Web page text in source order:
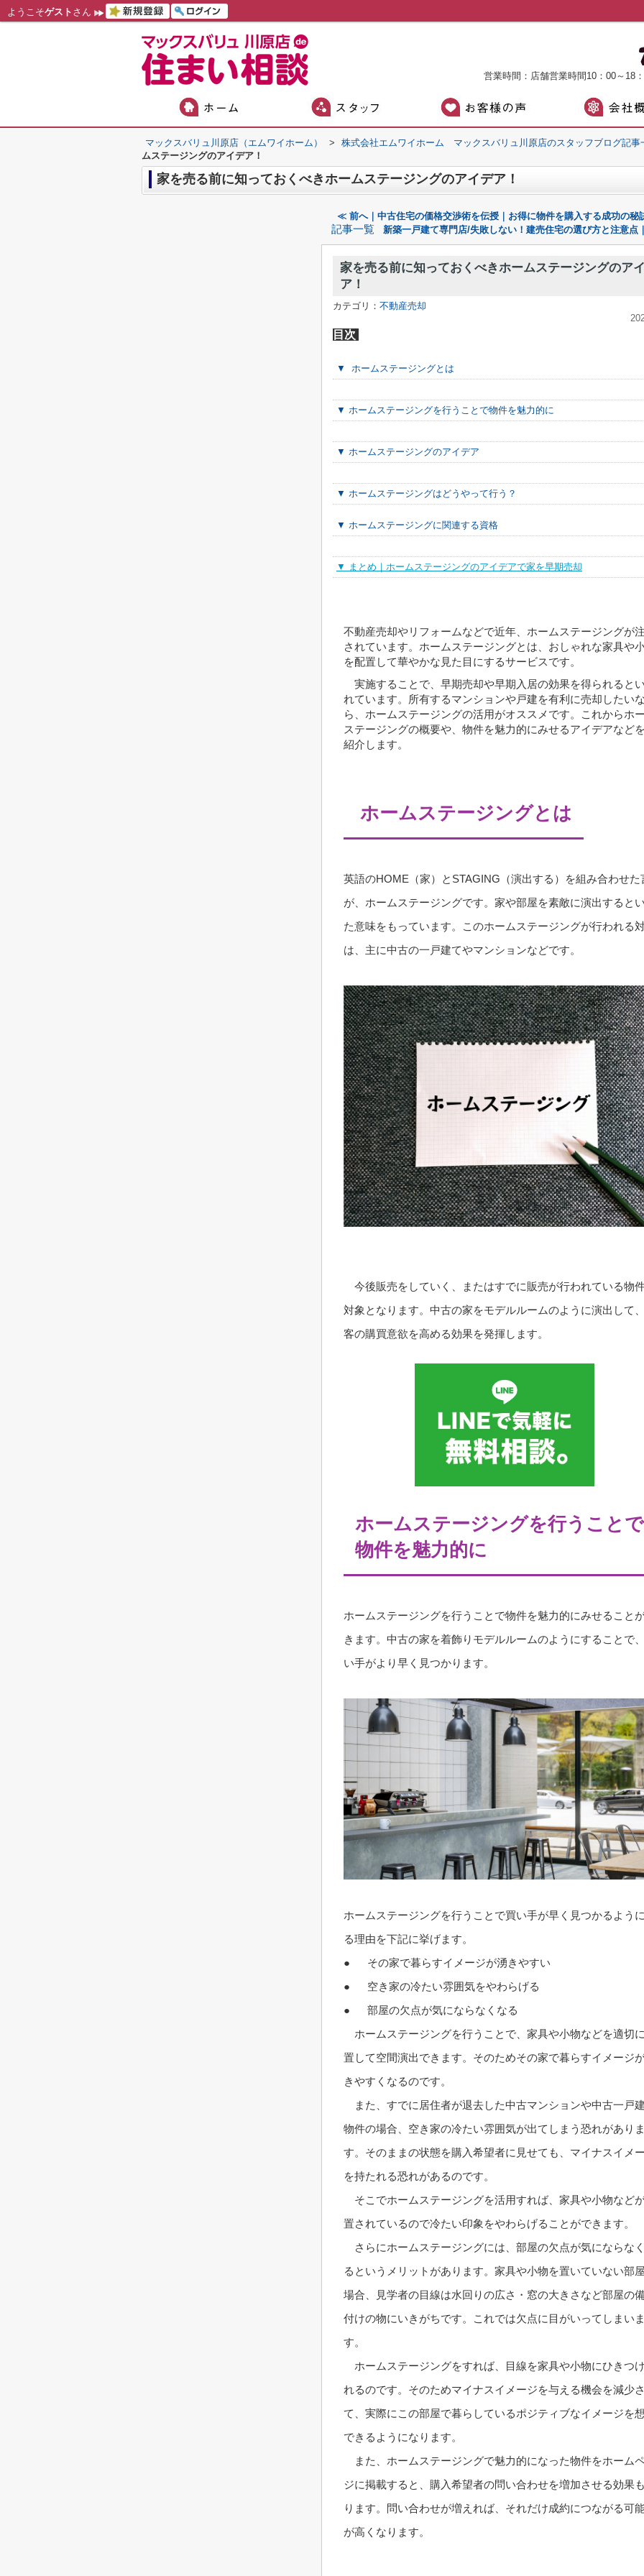
ようこそゲスト さん
営業時間：店舗営業時間10：00～18
マックスバリュ川原店（エムワイホーム） >
株式会社エムワイホーム マックスバリュ川原店のスタッフブログ記事
ムステージングのアイデア！
家を売る前に知っておくべきホームステージングのアイデア！
≪ 前へ｜中古住宅の価格交渉術を伝授｜お得に物件を購入する成功の秘
記事一覧 新築一戸建て専門店/失敗しない！建売住宅の選び方と注意
家を売る前に知っておくべきホームステージングのア
ア！
カテゴリ： 不動産売却
目次
▼ ホームステージングとは
▼ ホームステージングを行うことで物件を魅力的に
▼ ホームステージングのアイデア
▼ ホームステージングはどうやって行う？
▼ ホームステージングに関連する資格
▼ まとめ｜ホームステージングのアイデアで家を早期売却
不動産売却やリフォームなどで近年、ホームステージングが
されています。ホームステージングとは、おしゃれな家具や
を配置して華やかな見た目にするサービスです。
実施することで、早期売却や早期入居の効果を得られると
れています。所有するマンションや戸建を有利に売却したい
ら、ホームステージングの活用がオススメです。これからホ
ステージングの概要や、物件を魅力的にみせるアイデアなど
紹介します。
ホームステージングとは
英語のHOME（家）とSTAGING（演出する）を組み合わせた
が、ホームステージングです。家や部屋を素敵に演出すると
た意味をもっています。このホームステージングが行われる
は、主に中古の一戸建てやマンションなどです。
今後販売をしていく、またはすでに販売が行われている物
対象となります。中古の家をモデルルームのように演出して
客の購買意欲を高める効果を発揮します。
ホームステージングを行うことで
物件を魅力的に
ホームステージングを行うことで物件を魅力的にみせること
きます。中古の家を着飾りモデルルームのようにすることで
い手がより早く見つかります。
ホームステージングを行うことで買い手が早く見つかるよう
る理由を下記に挙げます。
● その家で暮らすイメージが湧きやすい
● 空き家の冷たい雰囲気をやわらげる
● 部屋の欠点が気にならなくなる
ホームステージングを行うことで、家具や小物などを適切
置して空間演出できます。そのためその家で暮らすイメージ
きやすくなるのです。
また、すでに居住者が退去した中古マンションや中古一戸
物件の場合、空き家の冷たい雰囲気が出てしまう恐れがあり
す。そのままの状態を購入希望者に見せても、マイナスイメ
を持たれる恐れがあるのです。
そこでホームステージングを活用すれば、家具や小物など
置されているので冷たい印象をやわらげることができます。
さらにホームステージングには、部屋の欠点が気にならな
るというメリットがあります。家具や小物を置いていない部
場合、見学者の目線は水回りの広さ・窓の大きさなど部屋の
付けの物にいきがちです。これでは欠点に目がいってしまい
す。
ホームステージングをすれば、目線を家具や小物にひきつ
れるのです。そのためマイナスイメージを与える機会を減少
て、実際にこの部屋で暮らしているポジティブなイメージを
できるようになります。
また、ホームステージングで魅力的になった物件をホーム
ジに掲載すると、購入希望者の問い合わせを増加させる効果
ります。問い合わせが増えれば、それだけ成約につながる可
が高くなります。